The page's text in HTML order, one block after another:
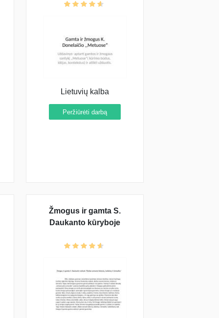
Lietuvių kalba
Peržiūrėti darbą
Žmogus ir gamta S.
Daukanto kūryboje